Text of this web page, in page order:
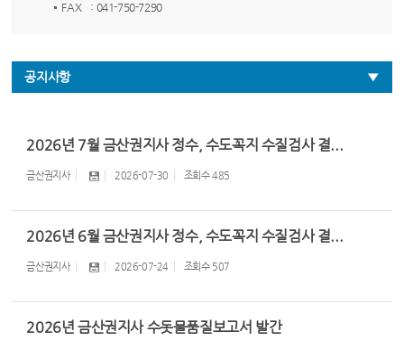
FAX
: 041-750-7290
공지사항
2026년 7월 금산권지사 정수, 수도꼭지 수질검사 결...
금산권지사 2026-07-30 조회수485
2026년 6월 금산권지사 정수, 수도꼭지 수질검사 결...
금산권지사 2026-07-24 조회수 507
2026년 금산권지사 수돗물품질보고서 발간